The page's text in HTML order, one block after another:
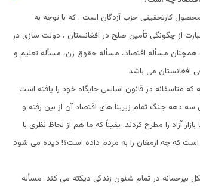
محصول کارتحقیقی حزب آزدگان است . که با توجه به
از چگونگی تأمین صلح در افغانستان ، دولت سازی در
مسأله اقتصاد، مسأله حقوق زن، مسأله تعلیم و
افغانستان می باشد
که متاسفانه در قانون اساسی جایگاه خود را یافته است
سه دهه جنگ تمام زیربنا های اقتصاد آن از بین رفته و
آزاد را مطرح کردند. یقیناً که ما هم از لحاظ نظری با
که چه ارمغان را به مردم داده است؟! دیده می شود
بیرحمانه در تمام شئون زندگی دیکته می کند. مسأله